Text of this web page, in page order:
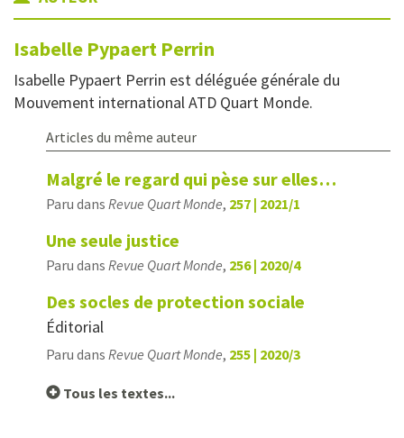
Isabelle Pypaert Perrin
Isabelle Pypaert Perrin est déléguée générale du
Mouvement international ATD Quart Monde.
Articles du même auteur
Malgré le regard qui pèse sur elles…
Paru dans Revue Quart Monde, 257 | 2021/1
Une seule justice
Paru dans Revue Quart Monde, 256 | 2020/4
Des socles de protection sociale
Éditorial
Paru dans Revue Quart Monde, 255 | 2020/3
Tous les textes...